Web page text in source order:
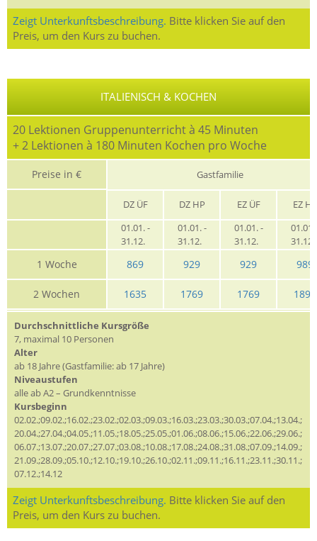
Zeigt Unterkunftsbeschreibung. Bitte klicken Sie auf den
Preis, um den Kurs zu buchen.
ITALIENISCH & KOCHEN
20 Lektionen Gruppenunterricht à 45 Minuten
+ 2 Lektionen à 180 Minuten Kochen pro Woche
Preise in € Gastfamilie
DZ ÜF DZ HP EZ ÜF
EZ HP
01.01. -
31.12.
01.01. -
31.12.
01.01. -
31.12.
01.01.
1 Woche 869 929 929 989
2 Wochen 1635 1769 1769 1899
Durchschnittliche Kursgröße
7, maximal 10 Personen
Alter
ab 18 Jahre (Gastfamilie: ab 17 Jahre)
Niveaustufen
alle ab A2 – Grundkenntnisse
Kursbeginn
02.02.;09.02.;16.02.;23.02.;02.03.;09.03.;16.03.;23.03.;30.03.;07.04.;13.04.;
20.04.;27.04.;04.05.;11.05.;18.05.;25.05.;01.06.;08.06.;15.06.;22.06.;29.06.;
06.07.;13.07.;20.07.;27.07.;03.08.;10.08.;17.08.;24.08.;31.08.;07.09.;14.09.;
21.09.;28.09.;05.10.;12.10.;19.10.;26.10.;02.11.;09.11.;16.11.;23.11.;30.11.;
07.12.;14.12
Zeigt Unterkunftsbeschreibung. Bitte klicken Sie auf den
Preis, um den Kurs zu buchen.